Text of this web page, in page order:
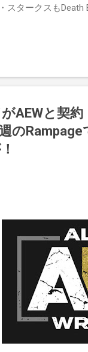
スタークスも
試合でウィーラー
まだPPVでは公
AEWと契
の